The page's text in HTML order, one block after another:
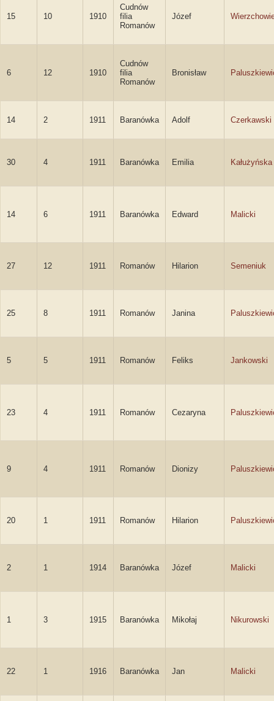
15 10 1910
Cudnów
filia
Romanów
Józef
6 12 1910
Cudnów
filia
Romanów
Bronisław
14 2 1911 Baranówka Adolf Czerkawski
30 4 1911 Baranówka Emilia Kałużyńska
14 6 1911 Baranówka Edward Malicki
27 12 1911 Romanów Hilarion Semeniuk
25 8 1911 Romanów Janina
5 5 1911 Romanów Feliks Jankowski
23 4 1911 Romanów Cezaryna
9 4 1911 Romanów Dionizy
20 1 1911 Romanów Hilarion
2 1 1914 Baranówka Józef Malicki
1 3 1915 Baranówka Mikołaj Nikurowski
22 1 1916 Baranówka Jan Malicki